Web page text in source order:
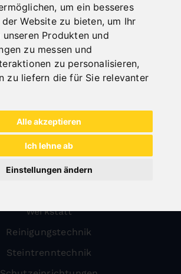
, um ein besseres
Website zu bieten, um Ihr
unseren Produkten und
zu messen und
zu personalisieren,
zu liefern die für Sie relevanter
Alle akzeptieren
Ich lehne ab
Einstellungen ändern
Alle Kategorien
Holz
Transport
Blechbearbeitung
Abverkauf
für Fräsmaschinen
Werkstatt
Reinigungstechnik
Steintrenntechnik